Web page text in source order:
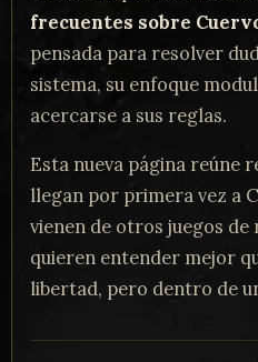
frecuentes sobre
pensada para resolver
sistema, su enfoque
acercarse a sus reglas.
Esta nueva página reúne
llegan por primera vez a
vienen de otros juegos de
quieren entender mejor
libertad, pero dentro de